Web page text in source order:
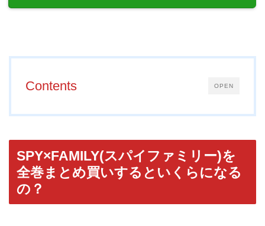
OPEN
Contents
SPY×FAMILY(スパイファミリー)を
全巻まとめ買いするといくらになる
の？